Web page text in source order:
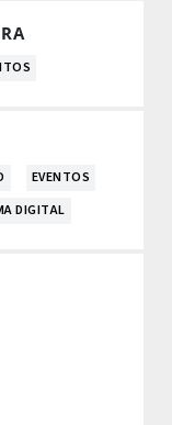
EVENTOS
DIGITAL